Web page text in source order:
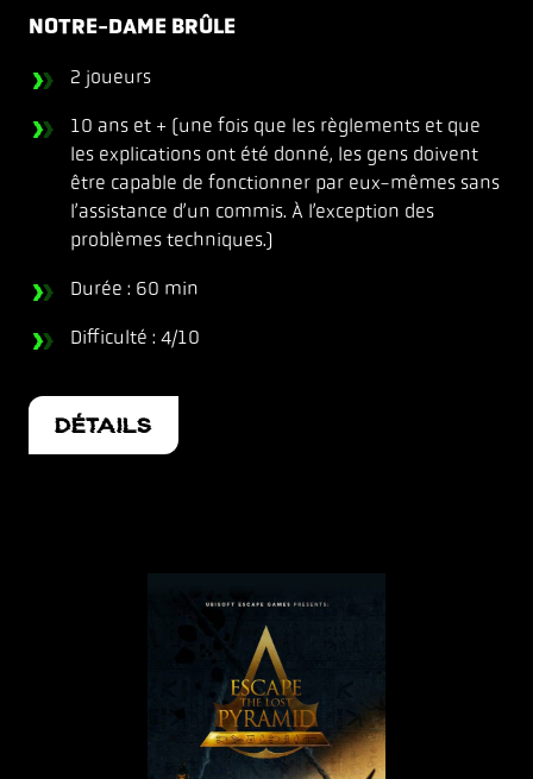
NOTRE-DAME BRÛLE
2 joueurs
10 ans et + (une fois que les règlements et que
les explications ont été donné, les gens doivent
être capable de fonctionner par eux-mêmes sans
l’assistance d’un commis. À l’exception des
problèmes techniques.)
Durée : 60 min
Difficulté : 4/10
DÉTAILS